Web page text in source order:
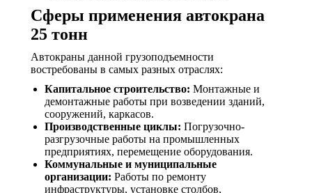
Сферы применения автокрана
25 тонн
Автокраны данной грузоподъемности
востребованы в самых разных отраслях:
Капитальное строительство: Монтажные и
демонтажные работы при возведении зданий,
сооружений, каркасов.
Производственные циклы: Погрузочно-
разгрузочные работы на промышленных
предприятиях, перемещение оборудования.
Коммунальные и муниципальные
организации: Работы по ремонту
инфраструктуры, установке столбов,